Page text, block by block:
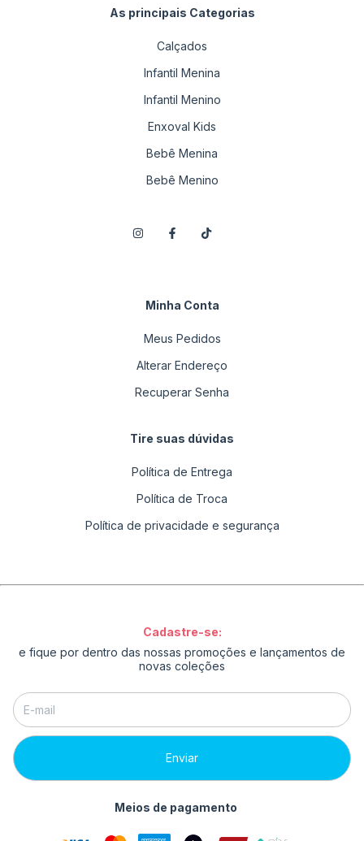
As principais Categorias
Calçados
Infantil Menina
Infantil Menino
Enxoval Kids
Bebê Menina
Bebê Menino
Minha Conta
Meus Pedidos
Alterar Endereço
Recuperar Senha
Tire suas dúvidas
Política de Entrega
Política de Troca
Política de privacidade e segurança
Cadastre-se:
e fique por dentro das nossas promoções e lançamentos de
novas coleções
Meios de pagamento